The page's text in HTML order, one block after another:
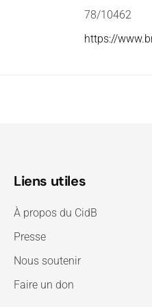
78/10462
https://
Liens utiles
À propos du CidB
Presse
Nous soutenir
Faire un don